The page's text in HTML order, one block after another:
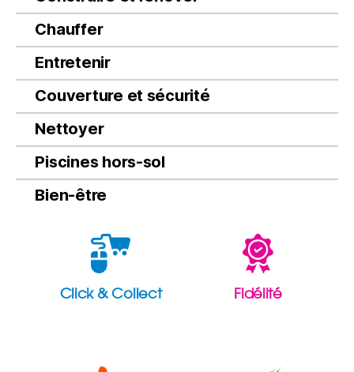
Chauffer
Entretenir
Couverture et sécurité
Nettoyer
Piscines hors-sol
Bien-être
Click & Collect Fidélité